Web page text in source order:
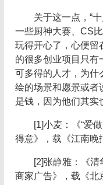
关于这一点，“
一些厨神大赛、CS
玩得开心了，心便留
的很多创业项目只有
可多得的人才，为什
绘的场景和愿景或者
是钱，因为他们其实
[1]小麦：《“爱
得意》，载《江南晚
[2]张静雅：《清
商家广告》，载《北